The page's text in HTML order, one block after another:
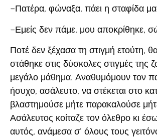
–Πατέρα, φώναξα, πάει η σταφίδα
–Εμείς δεν πάμε, μου αποκρίθηκε,
Ποτέ δεν ξέχασα τη στιγμή ετούτη,
στάθηκε στις δύσκολες στιγμές της
μεγάλο μάθημα. Αναθυμόμουν τον
ήσυχο, ασάλευτο, να στέκεται στο
βλαστημούσε μήτε παρακαλούσε
Ασάλευτος κοίταζε τον όλεθρο κι
αυτός, ανάμεσα σ’ όλους τους